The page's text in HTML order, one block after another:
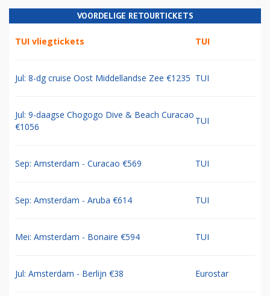
VOORDELIGE RETOURTICKETS
TUI vliegtickets TUI
Jul: 8-dg cruise Oost Middellandse Zee €1235 TUI
Jul: 9-daagse Chogogo Dive & Beach Curacao
€1056
TUI
Sep: Amsterdam - Curacao €569 TUI
Sep: Amsterdam - Aruba €614 TUI
Mei: Amsterdam - Bonaire €594 TUI
Jul: Amsterdam - Berlijn €38 Eurostar